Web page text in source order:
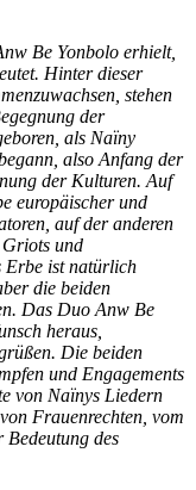
Be Yonbolo erhielt,
Hinter dieser
stehen
der
als Naïny
also Anfang der
der Kulturen. Auf
europäischer und
auf der anderen
und
Erbe ist natürlich
die beiden
Das Duo Anw Be
heraus,
Die beiden
und Engagements
von Naïnys Liedern
Frauenrechten, vom
des